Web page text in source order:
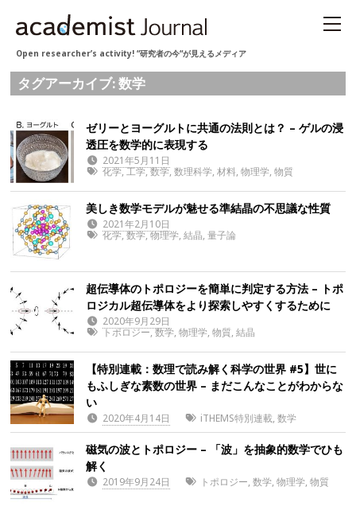
Open researcher’s activity! “研究者の今“が見えるメディア
タグアーカイブ: 数学
ゼリーとヨーグルトに共通の法則とは？ – ゲルの浸
透圧を数学的に表現する
2021年5月11日
化学,工学,数学, 数理科学, 材料, 物理学, 物質
美しき数学モデルが魅せる準結晶の不思議な性質
2021年2月10日
化学,数学,物理学, 結晶, 量子論
超伝導体のトポロジーを簡単に判定する方法 – トポ
ロジカル超伝導体をより探索しやすくするために
2020年9月29日
トポロジー,数学, 物理学, 物質, 結晶
【特別連載：数理で読み解く科学の世界 #5】世に
もふしぎな素数の世界 – まだこんなことがわからな
い
2020年4月14日 iTHEMS特別連載,数学
磁気の波とトポロジー – 「波」を抽象的数学でひも
解く
2019年9月24日 トポロジー,数学,物理学,物質